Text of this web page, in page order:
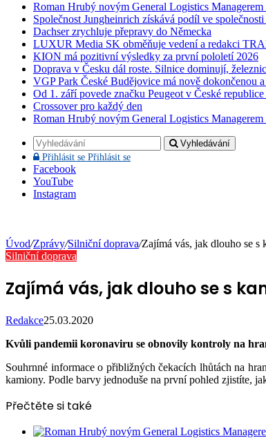
Roman Hrubý novým General Logistics
Společnost Jungheinrich získává podíl ve
Dachser zrychluje přepravy do Německa
LUXUR Media SK obměňuje vedení a redakci
KION má pozitivní výsledky za první pololetí 2026
Doprava v Česku dál roste. Silnice dominují,
VGP Park České Budějovice má nově dokončenou
Od 1. září povede značku Peugeot v České
Crossover pro každý den
Roman Hrubý novým General Logistics
Vyhledávání
Přihlásit se Přihlásit se
Facebook
YouTube
Instagram
Úvod/Zprávy/Silniční doprava/Zajímá vás, jak dlouho se s
Silniční doprava
Zajímá vás, jak dlouho se s
Redakce25.03.2020
Kvůli pandemii koronaviru se obnovily kontroly na
Souhrnné informace o přibližných čekacích lhůtách na
kamiony. Podle barvy jednoduše na první pohled zjistíte,
Přečtěte si také